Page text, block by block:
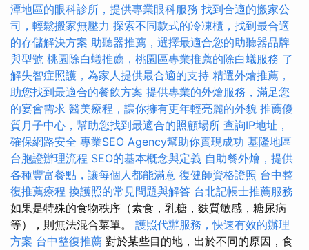
潭地區的眼科診所，提供專業眼科服務 找到合適的搬家公
司，輕鬆搬家無壓力 探索不同款式的冷凍櫃，找到最合適
的存儲解決方案 助聽器推薦，選擇最適合您的助聽器品牌
與型號 桃園除白蟻推薦，桃園區專業推薦的除白蟻服務 了
解失智症照護，為家人提供最合適的支持 精選外燴推薦，
助您找到最適合的餐飲方案 提供專業的外燴服務，滿足您
的宴會需求 醫美療程，讓你擁有更年輕亮麗的外貌 推薦優
質月子中心，幫助您找到最適合的照顧場所 查詢IP地址，
確保網路安全 專業SEO Agency幫助你實現成功 基隆地區
台胞證辦理流程 SEO的基本概念與定義 自助餐外燴，提供
各種豐富餐點，讓每個人都能滿意 復健師資格證照 台中整
復推薦療程 換護照的常見問題與解答 台北記帳士推薦服務
如果是特殊的食物秩序（素食，乳糖，麩質敏感，糖尿病
等），則無法混合菜單。 護照代辦服務，快速有效的辦理
方案 台中整復推薦 對於某些目的地，出於不同的原因，食